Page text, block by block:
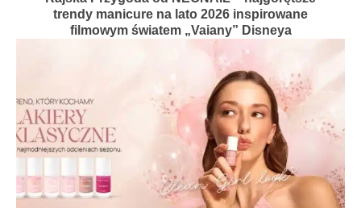
trendy manicure na lato 2026 inspirowane
filmowym światem „Vaiany” Disneya